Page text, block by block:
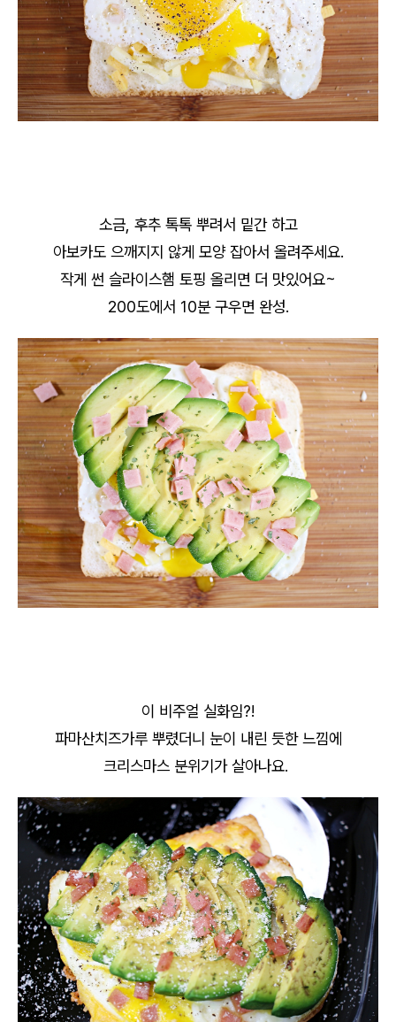
소금, 후추 톡톡 뿌려서 밑간 하고
아보카도 으깨지지 않게 모양 잡아서 올려주세요.
작게 썬 슬라이스햄 토핑 올리면 더 맛있어요~
200도에서 10분 구우면 완성.
이 비주얼 실화임?!
파마산치즈가루 뿌렸더니 눈이 내린 듯한 느낌에
크리스마스 분위기가 살아나요.